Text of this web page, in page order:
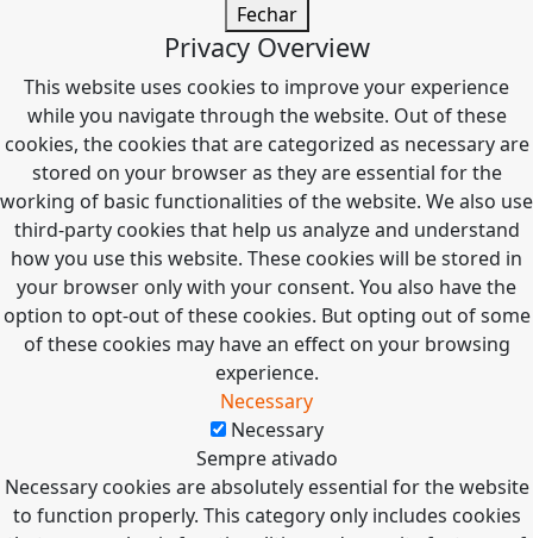
Fechar
Privacy Overview
This website uses cookies to improve your experience
while you navigate through the website. Out of these
cookies, the cookies that are categorized as necessary are
stored on your browser as they are essential for the
working of basic functionalities of the website. We also use
third-party cookies that help us analyze and understand
how you use this website. These cookies will be stored in
your browser only with your consent. You also have the
option to opt-out of these cookies. But opting out of some
of these cookies may have an effect on your browsing
experience.
Necessary
Necessary
Sempre ativado
Necessary cookies are absolutely essential for the website
to function properly. This category only includes cookies